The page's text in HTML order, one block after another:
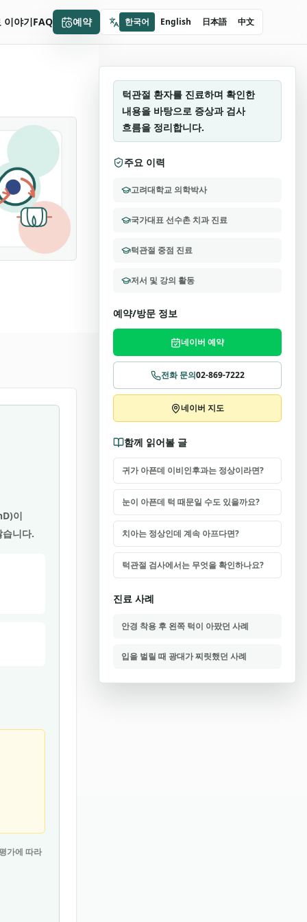
이야기FAQ 예약 한국어 English 日本語 中文
이
니다.
가에 따라
오복만세치과
이수영 원장
턱관절 중점 진료
턱관절 환자를 진료하며 확인한
내용을 바탕으로 증상과 검사
흐름을 정리합니다.
주요 이력
고려대학교 의학박사
국가대표 선수촌 치과 진료
턱관절 중점 진료
저서 및 강의 활동
예약/방문 정보
네이버 예약
전화 문의02-869-7222
네이버 지도
함께 읽어볼 글
귀가 아픈데 이비인후과는 정상이라면?
눈이 아픈데 턱 때문일 수도 있을까요?
치아는 정상인데 계속 아프다면?
턱관절 검사에서는 무엇을 확인하나요?
진료 사례
안경 착용 후 왼쪽 턱이 아팠던 사례
입을 벌릴 때 광대가 찌릿했던 사례